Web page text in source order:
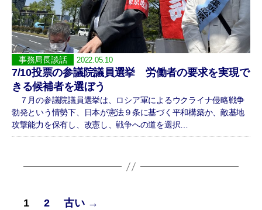
事務局長談話 2022.05.10
7/10投票の参議院議員選挙 労働者の要求を実現で
きる候補者を選ぼう
７月の参議院議員選挙は、ロシア軍によるウクライナ侵略戦争
勃発という情勢下、日本が憲法９条に基づく平和構築か、敵基地
攻撃能力を保有し、改憲し、戦争への道を選択…
投
1 2 古い →